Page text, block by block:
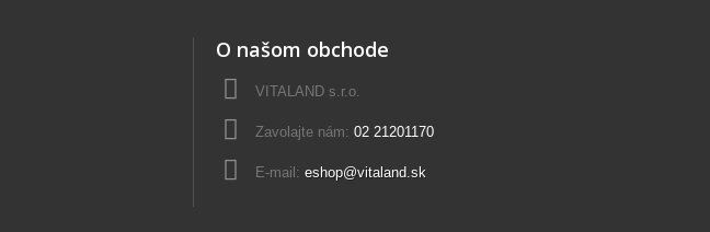
O našom obchode
VITALAND s.r.o.
Zavolajte nám: 02 21201170
E-mail: eshop@vitaland.sk